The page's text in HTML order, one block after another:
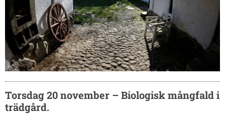
Torsdag 20 november – Biologisk mångfald i
trädgård.